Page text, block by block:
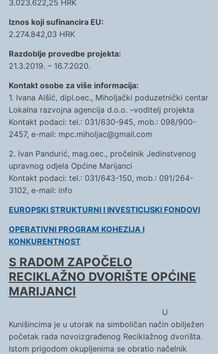
3.023.622,25 HRK
Iznos koji sufinancira EU:
2.274.842,03 HRK
Razdoblje provedbe projekta:
21.3.2019. – 16.7.2020.
Kontakt osobe za više informacija:
1. Ivana Alšić, dipl.oec., Miholjački poduzetnički centar
Lokalna razvojna agencija d.o.o. –voditelj projekta
Kontakt podaci: tel.: 031/630-945, mob.: 098/900-
2457, e-mail: mpc.miholjac@gmail.com
2. Ivan Pandurić, mag.oec., pročelnik Jedinstvenog
upravnog odjela Općine Marijanci
Kontakt podaci: tel.: 031/643-150, mob.: 091/264-
3102, e-mail: info
EUROPSKI STRUKTURNI I INVESTICIJSKI FONDOVI
OPERATIVNI PROGRAM KOHEZIJA I
KONKURENTNOST
S RADOM ZAPOČELO
RECIKLAŽNO DVORIŠTE OPĆINE
MARIJANCI
U
Kunišincima je u utorak na simboličan način obilježen
početak rada novoizgrađenog Reciklažnog dvorišta.
Istom prigodom okupljenima se obratio načelnik